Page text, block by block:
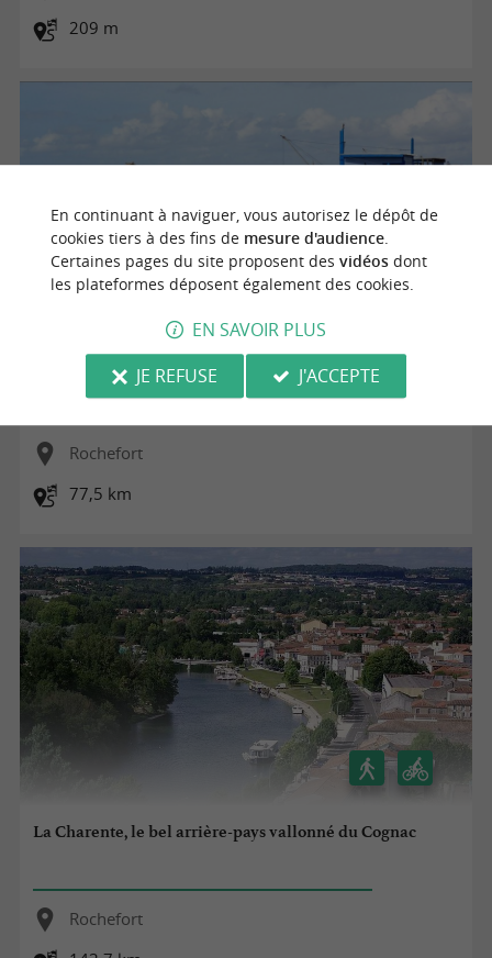
209 m
Escapade nature sans voiture - Grand Site Estuaire de la
Charente, Arsenal de Rochefort
Rochefort
77,5 km
La Charente, le bel arrière-pays vallonné du Cognac
Rochefort
En continuant à naviguer, vous autorisez le dépôt de
cookies tiers à des fins de mesure d'audience.
Certaines pages du site proposent des vidéosdont
les plateformes déposent également des cookies.
EN SAVOIR PLUS
JE REFUSE
J'ACCEPTE